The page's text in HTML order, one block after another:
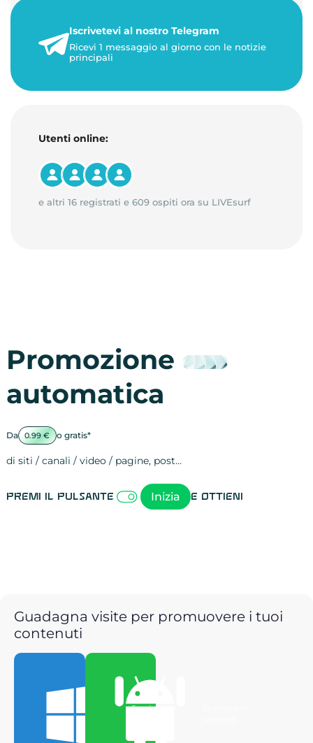
23 maggio 2026
1 minuto di lettura
Iscrivetevi al nostro Telegram
Ricevi 1 messaggio al giorno con le notizie
principali
Utenti online:
e altri 16 registrati e 609 ospiti ora su LIVEsurf
Promozione
automatica
Da 0.99 € o gratis*
di siti / canali / video / pagine, post…
Premi il pulsante Inizia e ottieni
Guadagna visite per promuovere i tuoi
contenuti
Scarica per